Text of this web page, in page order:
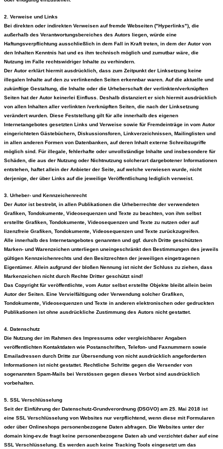
2. Verweise und Links
Bei direkten oder indirekten Verweisen auf fremde Webseiten ("Hyperlinks"), die
außerhalb des Verantwortungsbereiches des Autors liegen, würde eine
Haftungsverpflichtung ausschließlich in dem Fall in Kraft treten, in dem der Autor von
den Inhalten Kenntnis hat und es ihm technisch möglich und zumutbar wäre, die
Nutzung im Falle rechtswidriger Inhalte zu verhindern.
Der Autor erklärt hiermit ausdrücklich, dass zum Zeitpunkt der Linksetzung keine
illegalen Inhalte auf den zu verlinkenden Seiten erkennbar waren. Auf die aktuelle und
zukünftige Gestaltung, die Inhalte oder die Urheberschaft der verlinkten/verknüpften
Seiten hat der Autor keinerlei Einfluss. Deshalb distanziert er sich hiermit ausdrücklich
von allen Inhalten aller verlinkten /verknüpften Seiten, die nach der Linksetzung
verändert wurden. Diese Feststellung gilt für alle innerhalb des eigenen
Internetangebotes gesetzten Links und Verweise sowie für Fremdeinträge in vom Autor
eingerichteten Gästebüchern, Diskussionsforen, Linkverzeichnissen, Mailinglisten und
in allen anderen Formen von Datenbanken, auf deren Inhalt externe Schreibzugriffe
möglich sind. Für illegale, fehlerhafte oder unvollständige Inhalte und insbesondere für
Schäden, die aus der Nutzung oder Nichtnutzung solcherart dargebotener Informationen
entstehen, haftet allein der Anbieter der Seite, auf welche verwiesen wurde, nicht
derjenige, der über Links auf die jeweilige Veröffentlichung lediglich verweist.
3. Urheber- und Kennzeichenrecht
Der Autor ist bestrebt, in allen Publikationen die Urheberrechte der verwendeten
Grafiken, Tondokumente, Videosequenzen und Texte zu beachten, von ihm selbst
erstellte Grafiken, Tondokumente, Videosequenzen und Texte zu nutzen oder auf
lizenzfreie Grafiken, Tondokumente, Videosequenzen und Texte zurückzugreifen.
Alle innerhalb des Internetangebotes genannten und ggf. durch Dritte geschützten
Marken- und Warenzeichen unterliegen uneingeschränkt den Bestimmungen des jeweils
gültigen Kennzeichenrechts und den Besitzrechten der jeweiligen eingetragenen
Eigentümer. Allein aufgrund der bloßen Nennung ist nicht der Schluss zu ziehen, dass
Markenzeichen nicht durch Rechte Dritter geschützt sind!
Das Copyright für veröffentlichte, vom Autor selbst erstellte Objekte bleibt allein beim
Autor der Seiten. Eine Vervielfältigung oder Verwendung solcher Grafiken,
Tondokumente, Videosequenzen und Texte in anderen elektronischen oder gedruckten
Publikationen ist ohne ausdrückliche Zustimmung des Autors nicht gestattet.
4. Datenschutz
Die Nutzung der im Rahmen des Impressums oder vergleichbarer Angaben
veröffentlichten Kontaktdaten wie Postanschriften, Telefon- und Faxnummern sowie
Emailadressen durch Dritte zur Übersendung von nicht ausdrücklich angeforderten
Informationen ist nicht gestattet. Rechtliche Schritte gegen die Versender von
sogenannten Spam-Mails bei Verstössen gegen dieses Verbot sind ausdrücklich
vorbehalten.
5. SSL Verschlüsselung
Seit der Einführung der Datenschutz-Grundverordnung (DSGVO) am 25. Mai 2018 ist
eine SSL Verschlüsselung von Websites nur verpflichtend, wenn diese mit Formularen
oder über Onlineshops personenbezogene Daten abfragen. Die Websites unter der
domain king-ev.de fragt keine personenbezogene Daten ab und verzichtet daher auf eine
SSL Verschlüsselung. Es werden auch keine Tracking Tools eingesetzt um das